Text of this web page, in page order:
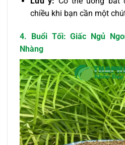
chiều khi bạn cần một
4. Buổi Tối: Giấc Ngủ
Nhàng